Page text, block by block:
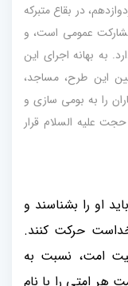
در بقاع متبرکه
مشارکت عمومی است، و
به بهانه اجرای این
این طرح، مساجد،
را به بومی سازی و
علیه السلام قرار
او را بشناسند و
حرکت کنند.
امت، نسبت به
هر امتی را با نام